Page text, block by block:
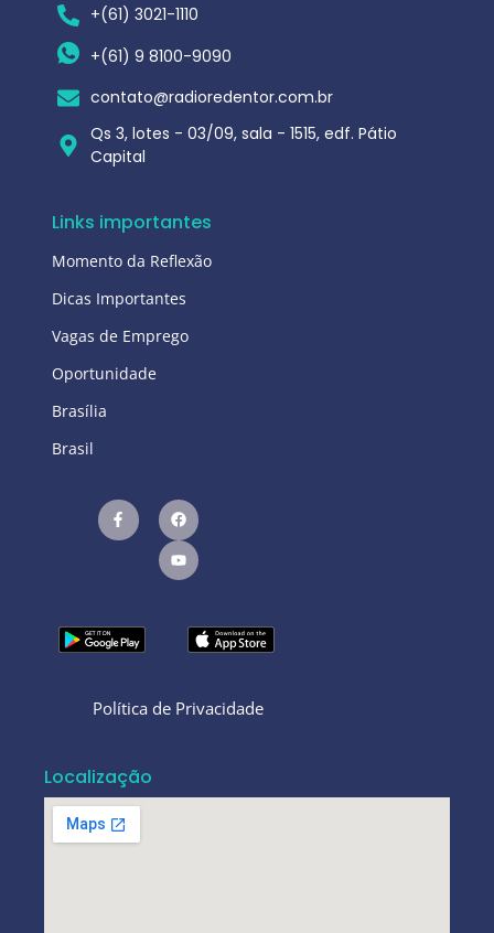
+(61) 3021-1110
+(61) 9 8100-9090
contato@radioredentor.com.br
Qs 3, lotes - 03/09, sala - 1515, edf. Pátio
Capital
Links importantes
Momento da Reflexão
Dicas Importantes
Vagas de Emprego
Oportunidade
Brasília
Brasil
Política de Privacidade
Localização